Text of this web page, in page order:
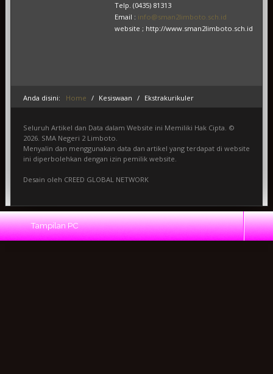
Telp. (0435) 81313
Email : info@sman2limboto.sch.id
website ; http://www.sman2limboto.sch.id
Anda disini: Home / Kesiswaan / Ekstrakurikuler
Seluruh Artikel dan Data dalam Website ini Memiliki Hak Cipta. ©
2026. SMA Negeri 2 Limboto.
Menyalin dan menggunakan data dan artikel yang terdapat di website
ini diperbolehkan dengan izin pemilik website.
Desain oleh CREED GLOBAL NETWORK
Tampilan PC